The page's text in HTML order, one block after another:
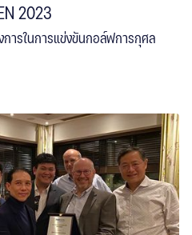
2023
การในการแข่งขันกอล์ฟการกุศล